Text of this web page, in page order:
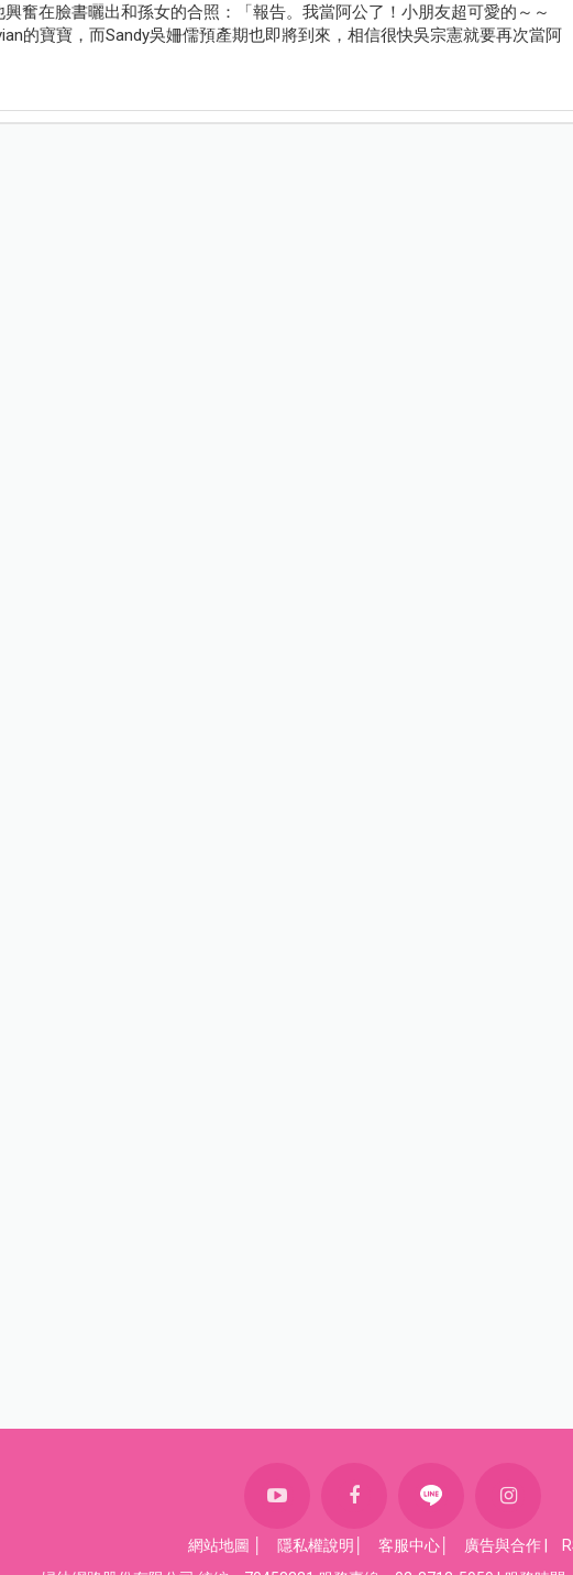
奮在臉書曬出和孫女的合照：「報告。我當阿公了！小朋友超可愛的～～
的寶寶，而Sandy吳姍儒預產期也即將到來，相信很快吳宗憲就要再次當阿
網站地圖 隱私權說明 客服中心 廣告與合作